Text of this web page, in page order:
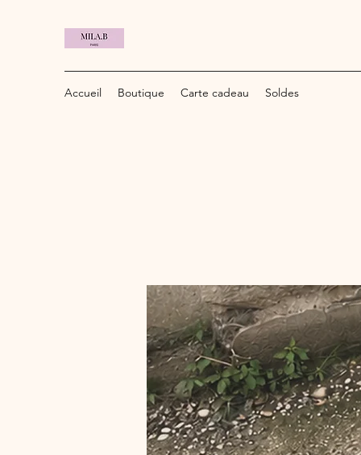
Accueil Boutique Carte cadeau Soldes